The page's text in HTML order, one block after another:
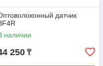
датчик
наличии
250 ₸